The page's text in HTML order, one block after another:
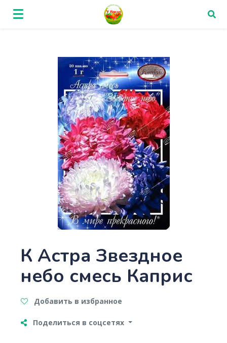
К Астра Звездное
небо смесь Каприс
Добавить в избранное
Поделиться в соцсетях